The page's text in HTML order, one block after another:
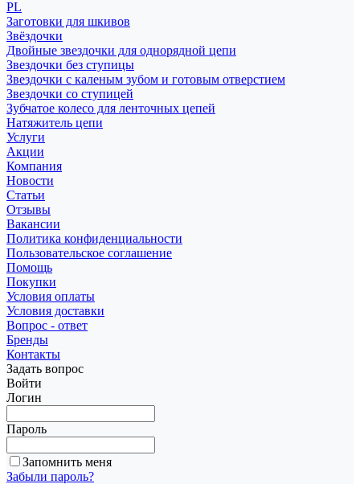
PL
Заготовки для шкивов
Звёздочки
Двойные звездочки для однорядной цепи
Звездочки без ступицы
Звездочки с каленым зубом и готовым отверстием
Звездочки со ступицей
Зубчатое колесо для ленточных цепей
Натяжитель цепи
Услуги
Акции
Компания
Новости
Статьи
Отзывы
Вакансии
Политика конфиденциальности
Пользовательское соглашение
Помощь
Покупки
Условия оплаты
Условия доставки
Вопрос - ответ
Бренды
Контакты
Задать вопрос
Войти
Логин
Пароль
Запомнить меня
Забыли пароль?